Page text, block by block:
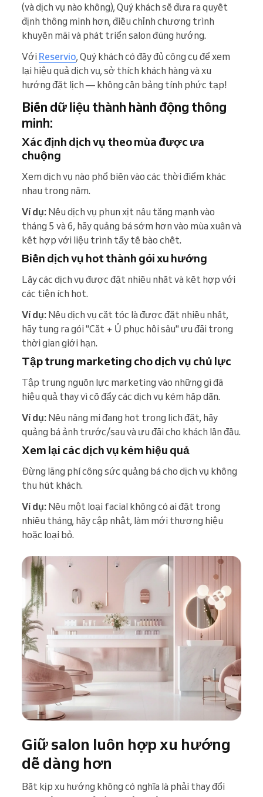
(và dịch vụ nào không), Quý khách sẽ đưa ra quyết
định thông minh hơn, điều chỉnh chương trình
khuyến mãi và phát triển salon đúng hướng.
Với Reservio, Quý khách có đầy đủ công cụ để xem
lại hiệu quả dịch vụ, sở thích khách hàng và xu
hướng đặt lịch — không cần bảng tính phức tạp!
Biến dữ liệu thành hành động thông
minh:
Xác định dịch vụ theo mùa được ưa
chuộng
Xem dịch vụ nào phổ biến vào các thời điểm khác
nhau trong năm.
Ví dụ: Nếu dịch vụ phun xịt nâu tăng mạnh vào
tháng 5 và 6, hãy quảng bá sớm hơn vào mùa xuân và
kết hợp với liệu trình tẩy tế bào chết.
Biến dịch vụ hot thành gói xu hướng
Lấy các dịch vụ được đặt nhiều nhất và kết hợp với
các tiện ích hot.
Ví dụ: Nếu dịch vụ cắt tóc là được đặt nhiều nhất,
hãy tung ra gói "Cắt + Ủ phục hồi sâu" ưu đãi trong
thời gian giới hạn.
Tập trung marketing cho dịch vụ chủ lực
Tập trung nguồn lực marketing vào những gì đã
hiệu quả thay vì cố đẩy các dịch vụ kém hấp dẫn.
Ví dụ: Nếu nâng mi đang hot trong lịch đặt, hãy
quảng bá ảnh trước/sau và ưu đãi cho khách lần đầu.
Xem lại các dịch vụ kém hiệu quả
Đừng lãng phí công sức quảng bá cho dịch vụ không
thu hút khách.
Ví dụ: Nếu một loại facial không có ai đặt trong
nhiều tháng, hãy cập nhật, làm mới thương hiệu
hoặc loại bỏ.
Giữ salon luôn hợp xu hướng
dễ dàng hơn
Bắt kịp xu hướng không có nghĩa là phải thay đổi